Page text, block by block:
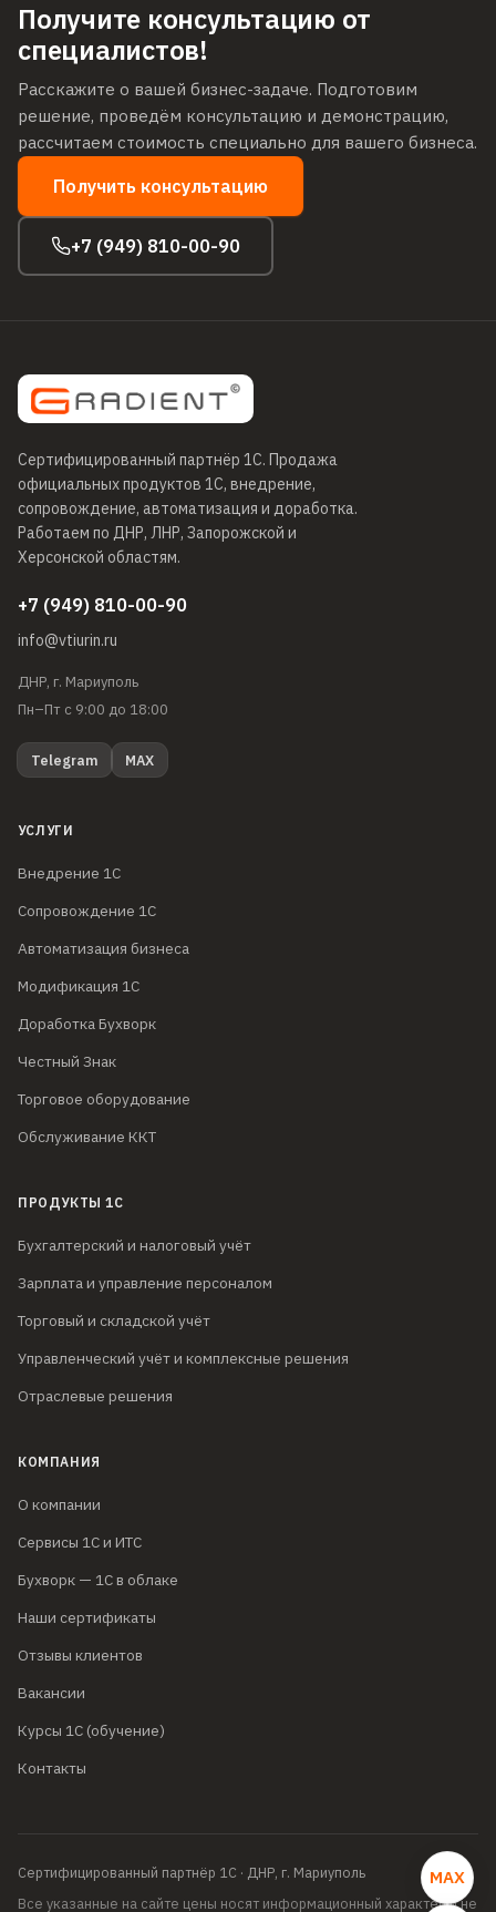
Получите консультацию от
специалистов!
Расскажите о вашей бизнес-задаче. Подготовим
решение, проведём консультацию и демонстрацию,
рассчитаем стоимость специально для вашего бизнеса.
Получить консультацию
+7 (949) 810-00-90
Сертифицированный партнёр 1С. Продажа
официальных продуктов 1С, внедрение,
сопровождение, автоматизация и доработка.
Работаем по ДНР, ЛНР, Запорожской и
Херсонской областям.
+7 (949) 810-00-90
info@vtiurin.ru
ДНР, г. Мариуполь
Пн–Пт с 9:00 до 18:00
Telegram MAX
УСЛУГИ
Внедрение 1С
Сопровождение 1С
Автоматизация бизнеса
Модификация 1С
Доработка Бухворк
Честный Знак
Торговое оборудование
Обслуживание ККТ
ПРОДУКТЫ 1С
Бухгалтерский и налоговый учёт
Зарплата и управление персоналом
Торговый и складской учёт
Управленческий учёт и комплексные решения
Отраслевые решения
КОМПАНИЯ
О компании
Сервисы 1С и ИТС
Бухворк — 1С в облаке
Наши сертификаты
Отзывы клиентов
Вакансии
Курсы 1С (обучение)
Контакты
Сертифицированный партнёр 1С · ДНР, г. Мариуполь
Все указанные на сайте цены носят информационный характер и не
MAX